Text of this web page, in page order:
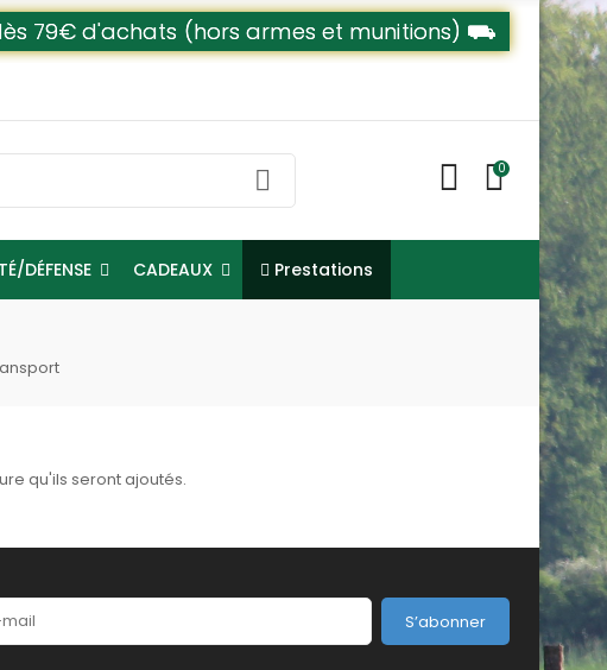
79€ d'achats (hors armes et munitions) ⛟
0
DÉFENSE CADEAUX Prestations
qu'ils seront ajoutés.
S’abonner